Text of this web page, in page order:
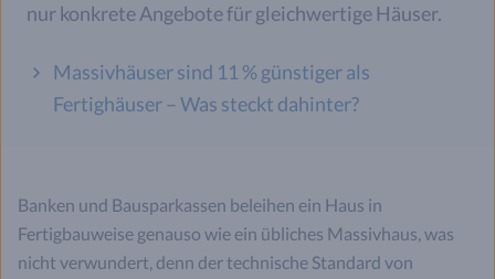
nur konkrete Angebote für gleichwertige Häuser.
Massivhäuser sind 11 % günstiger als
Fertighäuser – Was steckt dahinter?
Banken und Bausparkassen beleihen ein Haus in
Fertigbauweise genauso wie ein übliches Massivhaus, was
nicht verwundert, denn der technische Standard von